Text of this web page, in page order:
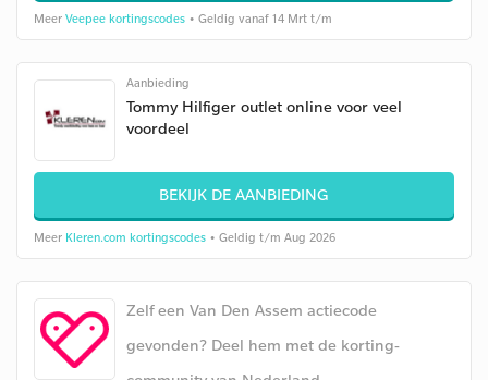
Meer Veepee kortingscodes • Geldig vanaf 14 Mrt t/m
Aanbieding
Tommy Hilfiger outlet online voor veel
voordeel
BEKIJK DE AANBIEDING
Meer Kleren.com kortingscodes • Geldig t/m Aug 2026
Zelf een Van Den Assem actiecode
gevonden? Deel hem met de korting-